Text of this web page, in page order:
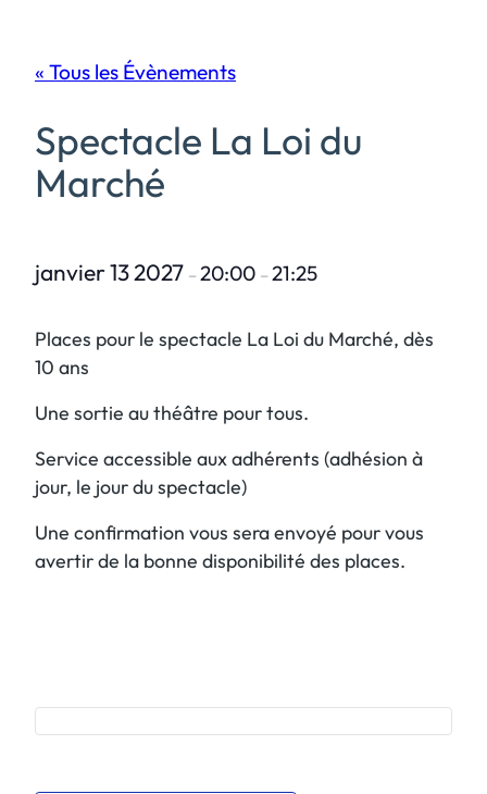
« Tous les Évènements
Spectacle La Loi du
Marché
janvier 13 2027 – 20:00 – 21:25
Places pour le spectacle La Loi du Marché, dès
10 ans
Une sortie au théâtre pour tous.
Service accessible aux adhérents (adhésion à
jour, le jour du spectacle)
Une confirmation vous sera envoyé pour vous
avertir de la bonne disponibilité des places.